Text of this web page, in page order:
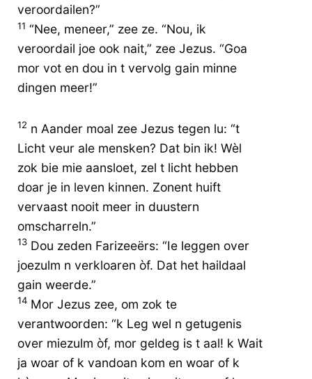
veroordailen?”
11 “Nee, meneer,” zee ze. “Nou, ik
veroordail joe ook nait,” zee Jezus. “Goa
mor vot en dou in t vervolg gain minne
dingen meer!”
12 n Aander moal zee Jezus tegen lu: “t
Licht veur ale mensken? Dat bin ik! Wèl
zok bie mie aansloet, zel t licht hebben
doar je in leven kinnen. Zonent huift
vervaast nooit meer in duustern
omscharreln.”
13 Dou zeden Farizeeërs: “Ie leggen over
joezulm n verkloaren òf. Dat het haildaal
gain weerde.”
14 Mor Jezus zee, om zok te
verantwoorden: “k Leg wel n getugenis
over miezulm òf, mor geldeg is t aal! k Wait
ja woar of k vandoan kom en woar of k